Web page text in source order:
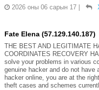
2026 оны 06 сарын 17
Fate Elena (57.129.140.187)
THE BEST AND LEGITIMATE
COORDINATES RECOVERY
solve your problems in various
genuine hacker and do not have
hacker online, you are at the
theft cases and schemes